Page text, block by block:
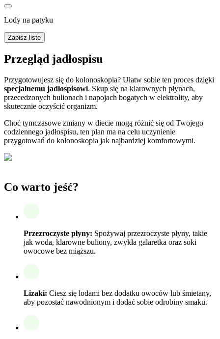
Lody na patyku
Zapisz listę
Przegląd jadłospisu
Przygotowujesz się do kolonoskopia? Ułatw sobie ten proces dzięki
specjalnemu jadłospisowi. Skup się na klarownych płynach,
przecedzonych bulionach i napojach bogatych w elektrolity, aby
skutecznie oczyścić organizm.
Choć tymczasowe zmiany w diecie mogą różnić się od Twojego
codziennego jadłospisu, ten plan ma na celu uczynienie
przygotowań do kolonoskopia jak najbardziej komfortowymi.
Co warto jeść?
Przezroczyste płyny: Spożywaj przezroczyste płyny, takie
jak woda, klarowne buliony, zwykła galaretka oraz soki
owocowe bez miąższu.
Lizaki: Ciesz się lodami bez dodatku owoców lub śmietany,
aby pozostać nawodnionym i dodać sobie odrobiny smaku.